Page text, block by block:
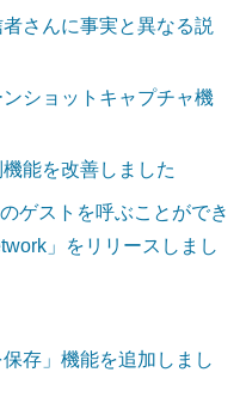
さんに事実と異なる説
ンショットキャプチャ機
能を改善しました
ゲストを呼ぶことができ
」をリリースしまし
保存」機能を追加しまし